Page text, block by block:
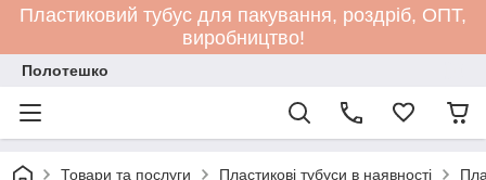
Пластиковий тубус для пакування, роздріб, ОПТ,
виробництво!
Полотешко
Товари та послуги Пластикові тубуси в наявності